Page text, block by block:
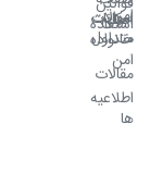
اصلی
امکانات
خانواده
امن
مقالات
اطلاعیه
ها
امن
استفاده
سوالات
متداول